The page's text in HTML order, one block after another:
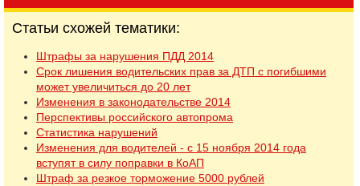
Статьи схожей тематики:
Штрафы за нарушения ПДД 2014
Срок лишения водительских прав за ДТП с погибшими
может увеличиться до 20 лет
Изменения в законодательстве 2014
Перспективы российского автопрома
Статистика нарушений
Изменения для водителей - с 15 ноября 2014 года
вступят в силу поправки в КоАП
Штраф за резкое торможение 5000 рублей